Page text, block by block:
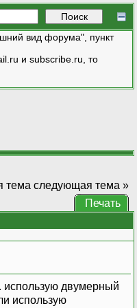
вид форума", пункт
и subscribe.ru, то
тема следующая тема »
Печать
использую двумерный
использую